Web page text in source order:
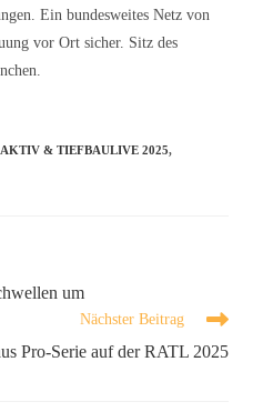
Ein bundesweites Netz von
vor Ort sicher. Sitz des
& TIEFBAULIVE 2025,
um
Nächster Beitrag
Pro-Serie auf der RATL 2025